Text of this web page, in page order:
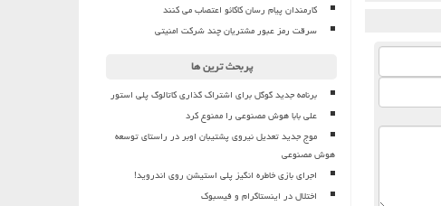
کارمندان پیام رسان کاکائو اعتصاب می کنند
سرقت رمز عبور مشتریان چند شرکت امنیتی
پربحث ترین ها
برنامه جدید گوگل برای اشتراک گذاری کاتالوگ پلی استور
علی بابا هوش مصنوعی را ممنوع کرد
موج جدید تعدیل نیروی پشتیبان اوبر در راستای توسعه
هوش مصنوعی
اجرای بازی خاطره انگیز پلی استیشن روی اندروید!
اختلال در اینستاگرام و فیسبوک